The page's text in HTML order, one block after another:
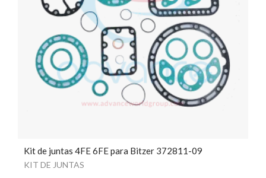
Kit de juntas 4FE 6FE para Bitzer 372811-09
KIT DE JUNTAS